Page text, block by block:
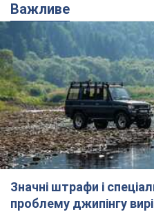
Важливе
Значні штрафи і
проблему джипінгу